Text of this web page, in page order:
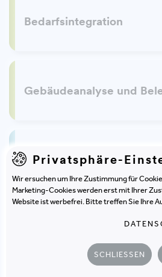
Bedarfsintegration
Gebäudeanalyse und
Servicestrategie
Entwicklung Services
Privatsphäre-
Wir ersuchen um Ihre Zustimmung für
Marketing-Cookies werden erst mit Ihrer
Website ist werbefrei. Bitte treffen Sie Ihre
SCHLIESSEN